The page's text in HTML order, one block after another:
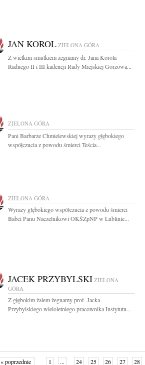
JAN KOROL ZIELONA GÓRA
Z wielkim smutkiem żegnamy dr. Jana Korola
Radnego II i III kadencji Rady Miejskiej Gorzowa...
ZIELONA GÓRA
Pani Barbarze Chmielewskiej wyrazy głębokiego
współczucia z powodu śmierci Teścia...
ZIELONA GÓRA
Wyrazy głębokiego współczucia z powodu śmierci
Babci Panu Naczelnikowi OKŚZpNP w Lublinie...
JACEK PRZYBYLSKI ZIELONA
GÓRA
Z głębokim żalem żegnamy prof. Jacka
Przybylskiego wieloletniego pracownika Instytutu...
« poprzednie 1 ... 24 25 26 27 28